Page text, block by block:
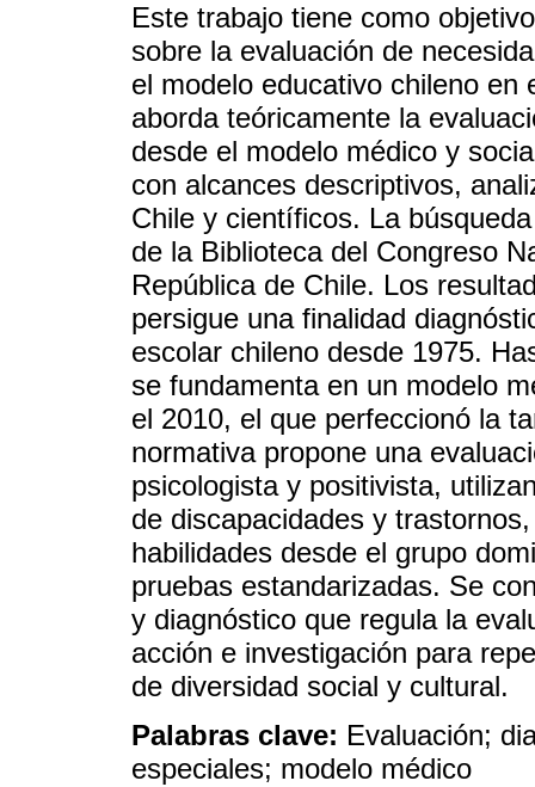
Este trabajo tiene como
sobre la evaluación de
el modelo educativo chileno en
aborda teóricamente la
desde el modelo médico y
con alcances descriptivos,
Chile y científicos. La
de la Biblioteca del Congreso
República de Chile. Los
persigue una finalidad
escolar chileno desde 1975.
se fundamenta en un modelo
el 2010, el que perfeccionó la
normativa propone una
psicologista y positivista,
de discapacidades y
habilidades desde el grupo
pruebas estandarizadas. Se
y diagnóstico que regula la
acción e investigación para
de diversidad social y cultural.
Palabras clave: Evaluación;
especiales; modelo médico